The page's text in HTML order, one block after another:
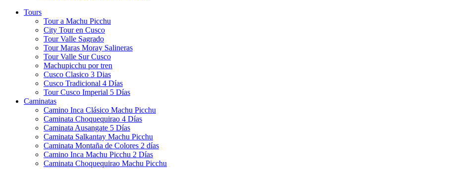
Tours
Tour a Machu Picchu
City Tour en Cusco
Tour Valle Sagrado
Tour Maras Moray Salineras
Tour Valle Sur Cusco
Machupicchu por tren
Cusco Clasico 3 Dias
Cusco Tradicional 4 Días
Tour Cusco Imperial 5 Días
Caminatas
Camino Inca Clásico Machu Picchu
Caminata Choquequirao 4 Días
Caminata Ausangate 5 Días
Caminata Salkantay Machu Picchu
Caminata Montaña de Colores 2 días
Camino Inca Machu Picchu 2 Días
Caminata Choquequirao Machu Picchu